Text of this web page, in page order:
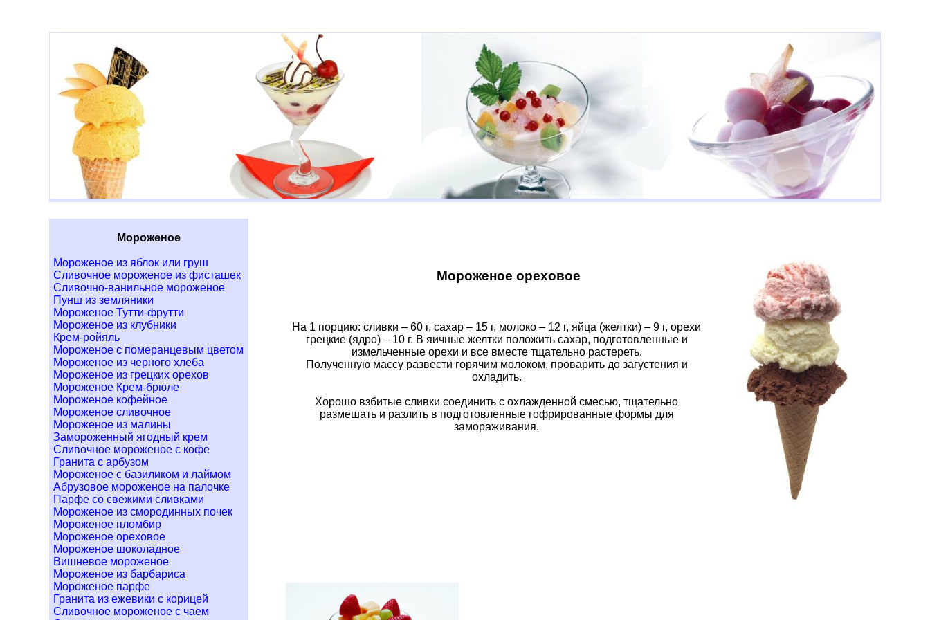
Мороженое
Мороженое из яблок или груш
Сливочное мороженое из фисташек
Сливочно-ванильное мороженое
Пунш из земляники
Мороженое Тутти-фрутти
Мороженое из клубники
Крем-ройяль
Мороженое с померанцевым цветом
Мороженое из черного хлеба
Мороженое из грецких орехов
Мороженое Крем-брюле
Мороженое кофейное
Мороженое сливочное
Мороженое из малины
Замороженный ягодный крем
Сливочное мороженое с кофе
Гранита с арбузом
Мороженое с базиликом и лаймом
Абрузовое мороженое на палочке
Парфе со свежими сливками
Мороженое из смородинных почек
Мороженое пломбир
Мороженое ореховое
Мороженое шоколадное
Вишневое мороженое
Мороженое из барбариса
Мороженое парфе
Гранита из ежевики с корицей
Сливочное мороженое с чаем
Мороженое ореховое
На 1 порцию: сливки – 60 г, сахар – 15 г, молоко – 12 г, яйца (желтки) – 9 г, орехи
грецкие (ядро) – 10 г. В яичные желтки положить сахар, подготовленные и
измельченные орехи и все вместе тщательно растереть.
Полученную массу развести горячим молоком, проварить до загустения и
охладить.
Хорошо взбитые сливки соединить с охлажденной смесью, тщательно
размешать и разлить в подготовленные гофрированные формы для
замораживания.